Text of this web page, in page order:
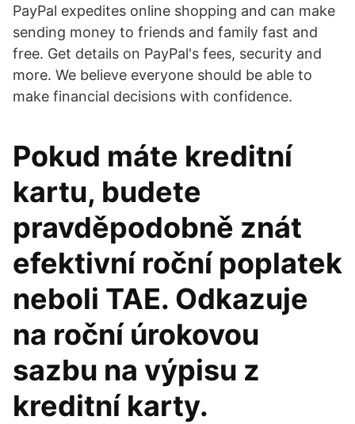
PayPal expedites online shopping and can make
sending money to friends and family fast and
free. Get details on PayPal's fees, security and
more. We believe everyone should be able to
make financial decisions with confidence.
Pokud máte kreditní
kartu, budete
pravděpodobně znát
efektivní roční poplatek
neboli TAE. Odkazuje
na roční úrokovou
sazbu na výpisu z
kreditní karty.